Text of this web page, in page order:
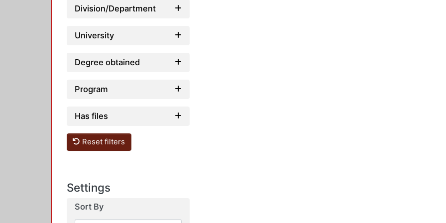
Division/Department
University
Degree obtained
Program
Has files
Reset filters
Settings
Sort By